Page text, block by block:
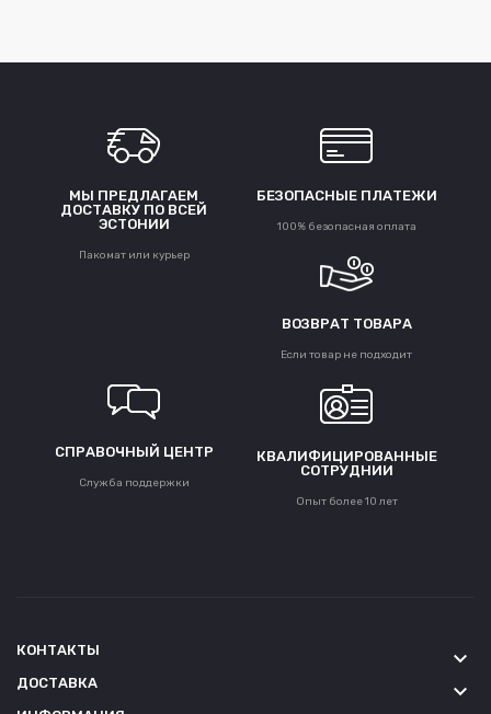
МЫ ПРЕДЛАГАЕМ
ДОСТАВКУ ПО ВСЕЙ
ЭСТОНИИ
Пакомат или курьер
БЕЗОПАСНЫЕ ПЛАТЕЖИ
100% безопасная оплата
ВОЗВРАТ ТОВАРА
Если товар не подходит
СПРАВОЧНЫЙ ЦЕНТР
Служба поддержки
КВАЛИФИЦИРОВАННЫЕ
СОТРУДНИИ
Опыт более 10 лет
КОНТАКТЫ keyboard_arrow_down
ДОСТАВКА keyboard_arrow_down